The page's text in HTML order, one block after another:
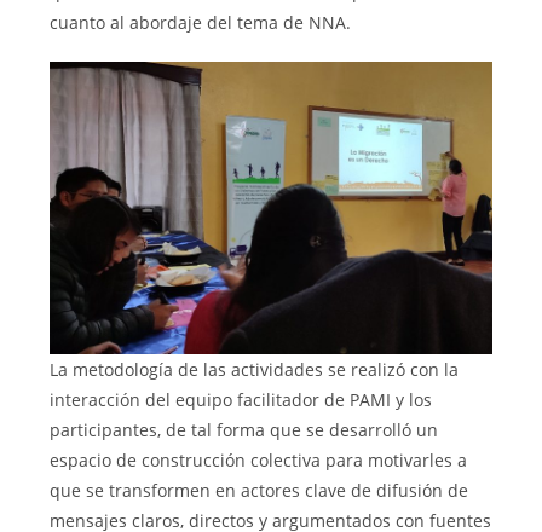
cuanto al abordaje del tema de NNA.
La metodología de las actividades se realizó con la
interacción del equipo facilitador de PAMI y los
participantes, de tal forma que se desarrolló un
espacio de construcción colectiva para motivarles a
que se transformen en actores clave de difusión de
mensajes claros, directos y argumentados con fuentes